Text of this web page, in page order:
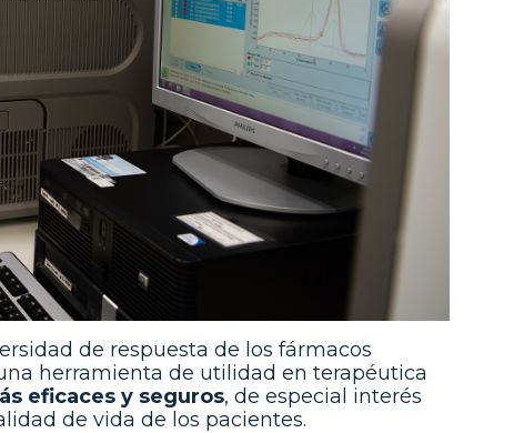
de respuesta de los fármacos
herramienta de utilidad en terapéutica
eficaces y seguros, de especial interés
de vida de los pacientes.